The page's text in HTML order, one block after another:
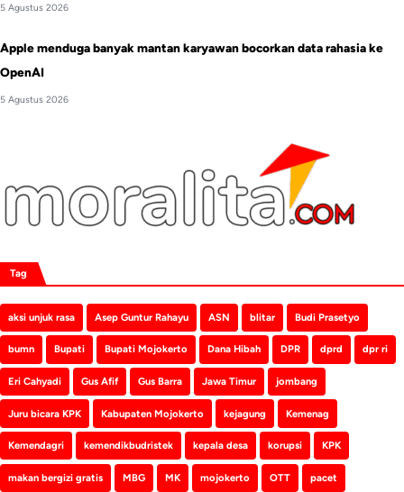
5 Agustus 2026
Apple menduga banyak mantan karyawan bocorkan data rahasia ke
OpenAI
5 Agustus 2026
Tag
aksi unjuk rasa Asep Guntur Rahayu ASN blitar Budi Prasetyo
bumn Bupati Bupati Mojokerto Dana Hibah DPR dprd dpr ri
Eri Cahyadi Gus Afif Gus Barra Jawa Timur jombang
Juru bicara KPK Kabupaten Mojokerto kejagung Kemenag
Kemendagri kemendikbudristek kepala desa korupsi KPK
makan bergizi gratis MBG MK mojokerto OTT pacet